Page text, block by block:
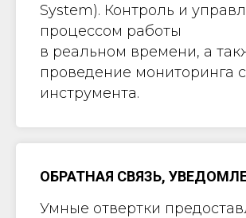
System). Контроль и
процессом работы
в реальном времени, а
проведение мониторинга
инструмента.
ОБРАТНАЯ СВЯЗЬ,
Умные отвертки